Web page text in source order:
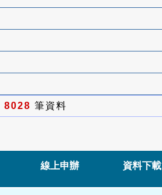
8028 筆資料
線上申辦 資料下載